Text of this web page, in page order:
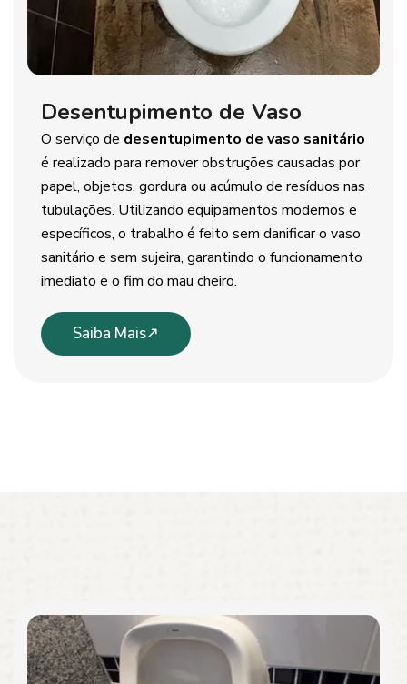
Desentupimento de Vaso
O serviço de desentupimento de vaso sanitário
é realizado para remover obstruções causadas por
papel, objetos, gordura ou acúmulo de resíduos nas
tubulações. Utilizando equipamentos modernos e
específicos, o trabalho é feito sem danificar o vaso
sanitário e sem sujeira, garantindo o funcionamento
imediato e o fim do mau cheiro.
Saiba Mais